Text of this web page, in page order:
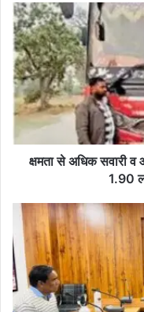
क्षमता
से
अधिक
सवारी
व
ओवरलोड
वाहनों
कार्रवाई,
1.90
लाख
रुपये
जुर्माना
वसूला
क्षमता से अधिक सवारी व
1.90
कलेक्टर
राजस्व
योजनाओं
की
प्रगति